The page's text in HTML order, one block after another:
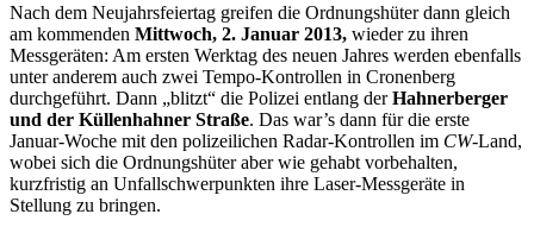
Nach dem Neujahrsfeiertag greifen die Ordnungshüter dann gleich
am kommenden Mittwoch, 2. Januar 2013, wieder zu ihren
Messgeräten: Am ersten Werktag des neuen Jahres werden ebenfalls
unter anderem auch zwei Tempo-Kontrollen in Cronenberg
durchgeführt. Dann „blitzt“ die Polizei entlang derHahnerberger
und der Küllenhahner Straße. Das war’s dann für die erste
Januar-Woche mit den polizeilichen Radar-Kontrollen im CW-Land,
wobei sich die Ordnungshüter aber wie gehabt vorbehalten,
kurzfristig an Unfallschwerpunkten ihre Laser-Messgeräte in
Stellung zu bringen.